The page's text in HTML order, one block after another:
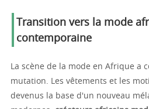
Transition vers la mode
contemporaine
La scène de la mode en Afrique a
mutation. Les vêtements et les
devenus la base d'un nouveau